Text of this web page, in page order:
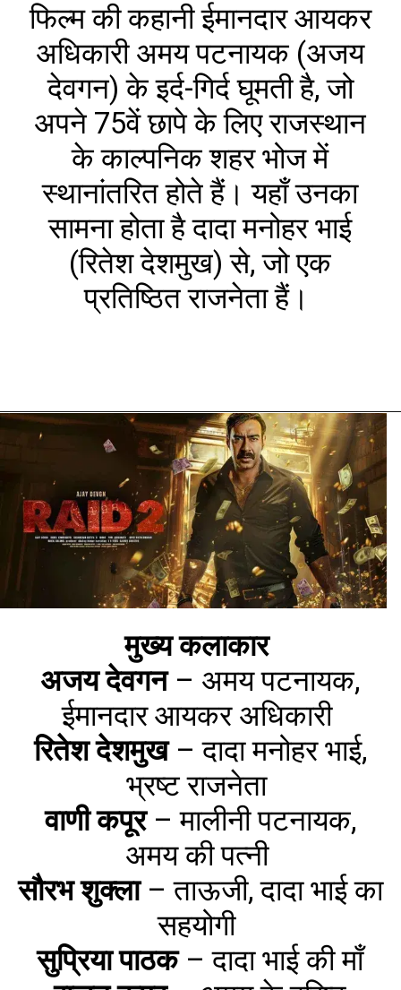
फिल्म की कहानी ईमानदार आयकर
अधिकारी अमय पटनायक (अजय
देवगन) के इर्द-गिर्द घूमती है, जो
अपने 75वें छापे के लिए राजस्थान
के काल्पनिक शहर भोज में
स्थानांतरित होते हैं। यहाँ उनका
सामना होता है दादा मनोहर भाई
(रितेश देशमुख) से, जो एक
प्रतिष्ठित राजनेता हैं।
मुख्य कलाकार
अजय देवगन– अमय पटनायक,
ईमानदार आयकर अधिकारी
रितेश देशमुख– दादा मनोहर भाई,
भ्रष्ट राजनेता
वाणी कपूर– मालीनी पटनायक,
अमय की पत्नी
सौरभ शुक्ला– ताऊजी, दादा भाई का
सहयोगी
सुप्रिया पाठक– दादा भाई की माँ